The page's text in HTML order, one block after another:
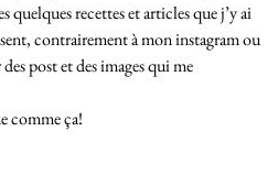
quelques recettes et articles que j’y ai
contrairement à mon instagram ou
post et des images qui me
comme ça!